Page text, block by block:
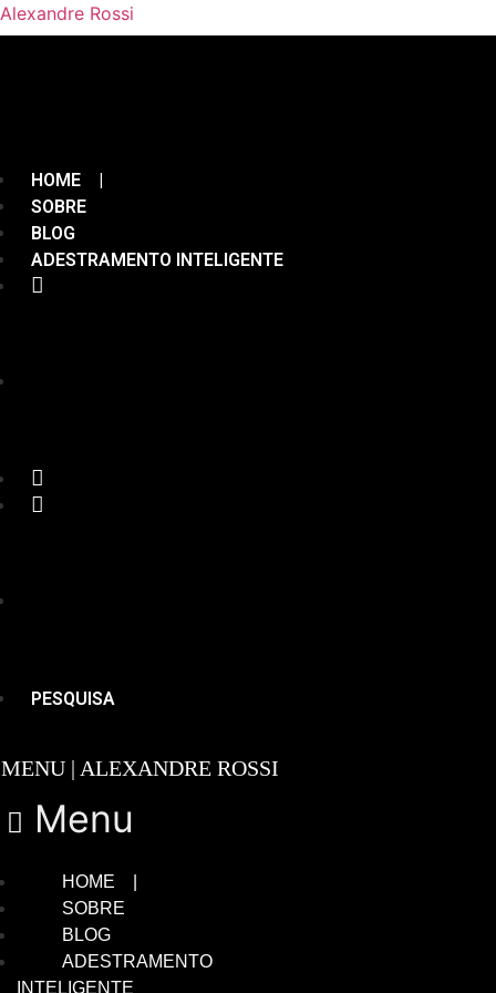
Alexandre Rossi
HOME |
SOBRE
BLOG
ADESTRAMENTO INTELIGENTE
PESQUISA
Menu
HOME |
SOBRE
BLOG
ADESTRAMENTO
INTELIGENTE